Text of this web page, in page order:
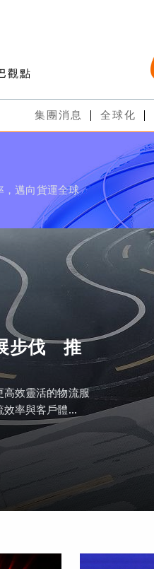
觀點
集團消息 全球化
，邁向貨運全球
步伐 推
高效靈活的物流服
率與客戶體...